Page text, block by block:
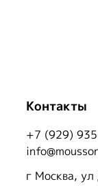
Контакты
+7 (929)
г Москва,